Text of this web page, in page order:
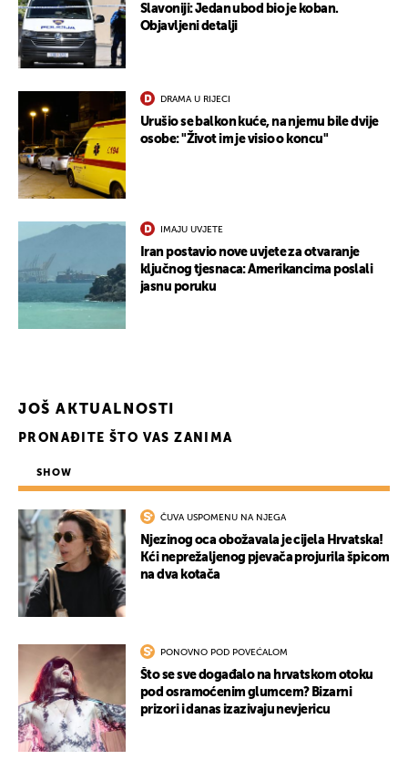
Slavoniji: Jedan ubod bio je koban.
Objavljeni detalji
DRAMA U RIJECI
Urušio se balkon kuće, na njemu bile dvije
osobe: "Život im je visio o koncu"
IMAJU UVJETE
Iran postavio nove uvjete za otvaranje
ključnog tjesnaca: Amerikancima poslali
jasnu poruku
JOŠ AKTUALNOSTI
PRONAĐITE ŠTO VAS ZANIMA
SHOW
ČUVA USPOMENU NA NJEGA
Njezinog oca obožavala je cijela Hrvatska!
Kći neprežaljenog pjevača projurila špicom
na dva kotača
PONOVNO POD POVEĆALOM
Što se sve događalo na hrvatskom otoku
pod osramoćenim glumcem? Bizarni
prizori i danas izazivaju nevjericu